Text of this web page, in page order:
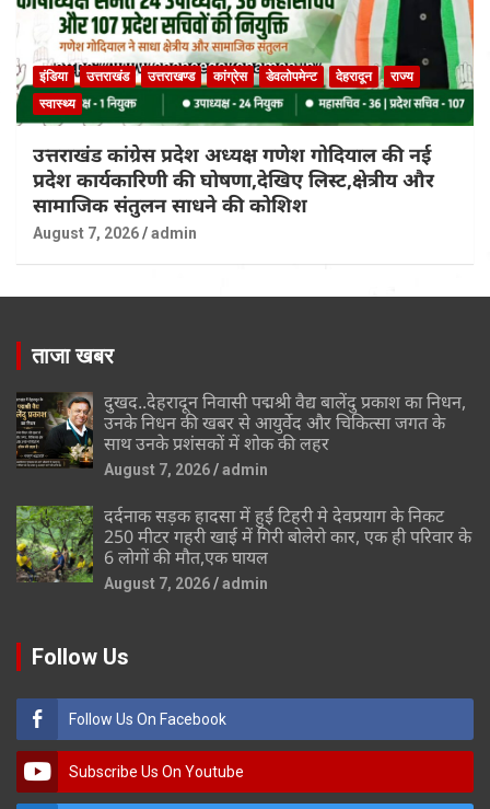
इंडिया उत्तराखंड उत्तराखण्ड कांग्रेस डेवलोपमेन्ट देहरादून
राज्य
स्वास्थ्य
उत्तराखंड कांग्रेस प्रदेश अध्यक्ष गणेश गोदियाल की नई
प्रदेश कार्यकारिणी की घोषणा,देखिए लिस्ट,क्षेत्रीय और
सामाजिक संतुलन साधने की कोशिश
August 7, 2026 admin
ताजा खबर
दुखद..देहरादून निवासी पद्मश्री वैद्य बालेंदु प्रकाश का निधन,
उनके निधन की खबर से आयुर्वेद और चिकित्सा जगत के
साथ उनके प्रशंसकों में शोक की लहर
August 7, 2026 admin
दर्दनाक सड़क हादसा में हुई टिहरी मे देवप्रयाग के निकट
250 मीटर गहरी खाई में गिरी बोलेरो कार, एक ही परिवार के
6 लोगों की मौत,एक घायल
August 7, 2026 admin
Follow Us
Follow Us On Facebook
Subscribe Us On Youtube